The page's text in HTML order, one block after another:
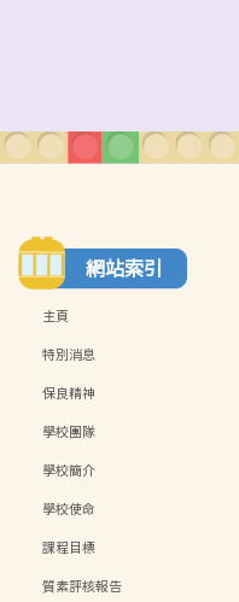
網站索引
主頁
特別消息
保良精神
學校團隊
學校簡介
學校使命
課程目標
質素評核報告